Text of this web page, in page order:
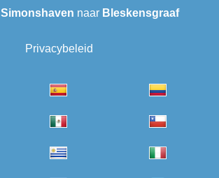
Simonshaven naar Bleskensgraaf
Privacybeleid